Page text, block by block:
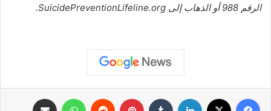
الرقم 988 أو الذهاب إلى SuicidePreventionLifeline.org.
فيسبوك لينكدإن بينتيريست واتساب